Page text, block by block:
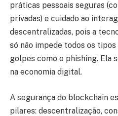
práticas pessoais seguras
privadas) e cuidado ao
descentralizadas, pois a
só não impede todos os
golpes como o phishing. Ela
na economia digital.
A segurança do blockchain
pilares: descentralização,